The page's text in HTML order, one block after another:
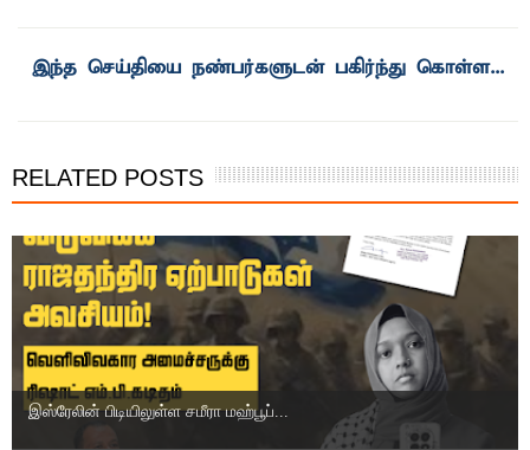
இந்த செய்தியை நண்பர்களுடன் பகிர்ந்து கொள்ள...
RELATED POSTS
இஸ்ரேலின் பிடியிலுள்ள சமீரா மஹ்பூப்...